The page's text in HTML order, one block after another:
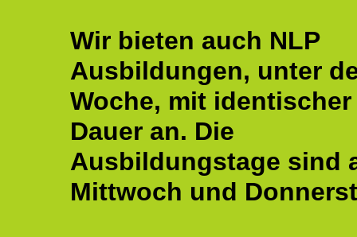
Wir bieten auch NLP
Ausbildungen, unter
Woche, mit identischer
Dauer an. Die
Ausbildungstage sind
Mittwoch und